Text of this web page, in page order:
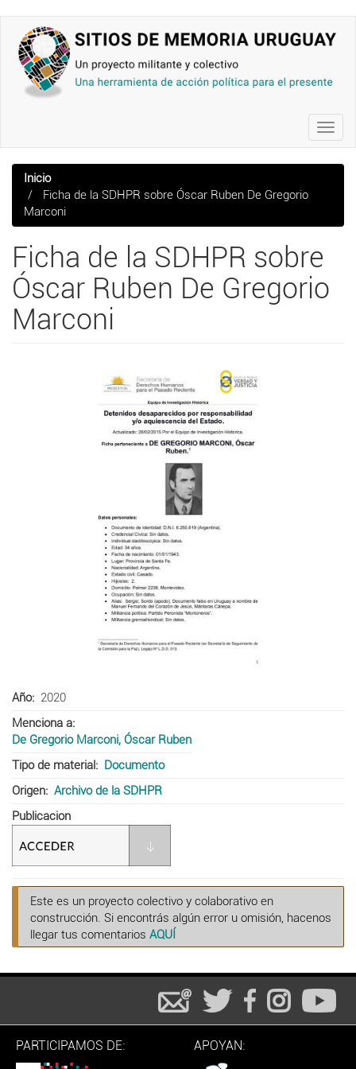
contenido
principal
Inicio
Ficha de la SDHPR sobre Óscar Ruben De Gregorio
Marconi
Ficha de la SDHPR sobre
Óscar Ruben De Gregorio
Marconi
Año
2020
Menciona a
De Gregorio Marconi, Óscar Ruben
Tipo de material
Documento
Origen
Archivo de la SDHPR
Publicacion
Este es un proyecto colectivo y colaborativo en
construcción. Si encontrás algún error u omisión, hacenos
llegar tus comentarios AQUÍ
PARTICIPAMOS DE: APOYAN: